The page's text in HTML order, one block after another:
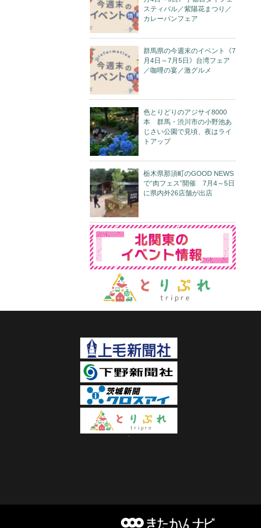
スティバル／紫陽花まつり／
カレーパンフェア
群馬県の今週末のイベント《7
月4日～7月5日》台湾フェア
／咖哩の宴／激グルメ
色とりどりのアジサイ8000
本 群馬・渋川市の小野池あ
じさい公園で見頃、夜はライ
トアップ
栃木県那須町のGOOD NEWS
で“肉フェス”開催 7月4～5日
に県内外26店舗が出店